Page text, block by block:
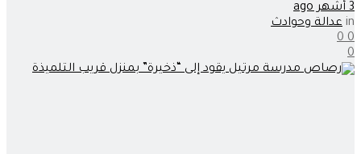
3 أشهر ago
in عدالة وحوادث
0
0
0